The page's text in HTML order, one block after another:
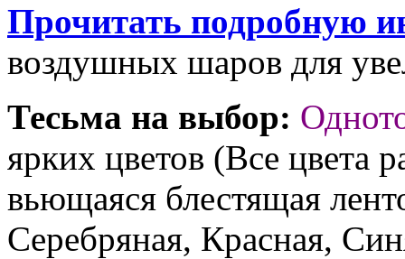
Прочитать подробную
воздушных шаров для
Тесьма на выбор:
ярких цветов (Все цвета
вьющаяся блестящая
Серебряная, Красная,